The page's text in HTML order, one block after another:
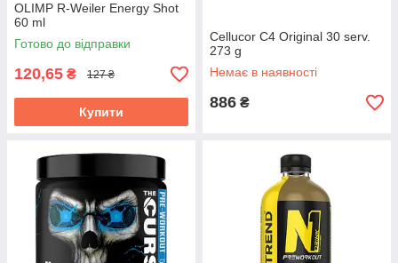
OLIMP R-Weiler Energy Shot
60 ml
Готово до відправки
120,65 ₴ 127 ₴
Купити
Cellucor C4 Original 30 serv.
273 g
Немає в наявності
886 ₴